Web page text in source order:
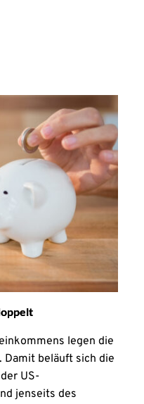
legen die
Damit beläuft sich die
US-
jenseits des